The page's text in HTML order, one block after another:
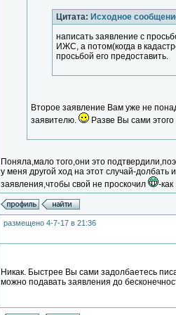
Цитата: Исходное
написать заявление с
ИЖС, а потом(когда в
просьбой его предоставить.
Второе заявление Вам уже не
заявителю.
Разве Вы сами
Поняла,мало того,они это
у меня другой ход на этот случай-
заявления,чтобы свой не проскочил
-
размещено 4-7-17 в 21:36
Никак. Быстрее Вы сами задолбаетесь
можно подавать заявления до